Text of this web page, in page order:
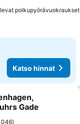
polkupyörävuokraukset
Katso hinnat
Gade
046